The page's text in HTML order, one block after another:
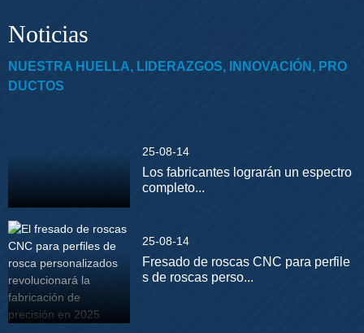
Noticias
NUESTRA HUELLA, LIDERAZGOS, INNOVACIÓN, PRO
DUCTOS
25-08-14
Los fabricantes lograrán un espectro
completo...
25-08-14
Fresado de roscas CNC para perfile
s de roscas perso...